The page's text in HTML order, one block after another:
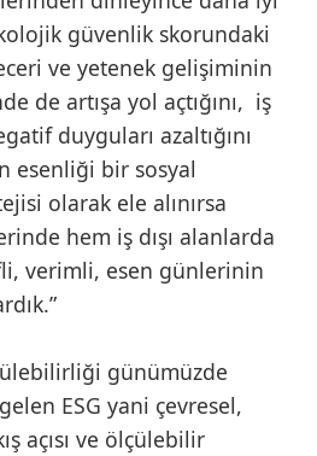
güvenlik skorundaki
ve yetenek gelişiminin
de artışa yol açtığını, iş
duyguları azaltığını
esenliği bir sosyal
olarak ele alınırsa
hem iş dışı alanlarda
verimli, esen günlerinin
günümüzde
ESG yani çevresel,
açısı ve ölçülebilir